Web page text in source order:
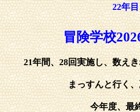
22年
冒険学校
21年間、28回実施し、数え
まっすんと行く
今年度、最